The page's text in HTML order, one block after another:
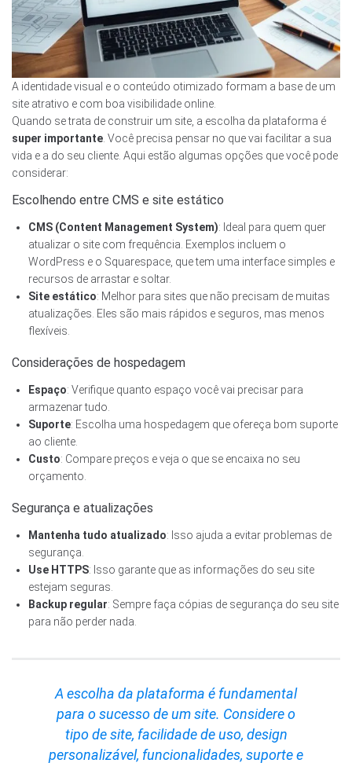
A identidade visual e o conteúdo otimizado formam a base de um
site atrativo e com boa visibilidade online.
Quando se trata de construir um site, a escolha da plataforma é
super importante . Você precisa pensar no que vai facilitar a sua
vida e a do seu cliente. Aqui estão algumas opções que você pode
considerar:
Escolhendo entre CMS e site estático
CMS (Content Management System): Ideal para quem quer
atualizar o site com frequência. Exemplos incluem o
WordPress e o Squarespace, que tem uma interface simples e
recursos de arrastar e soltar.
Site estático: Melhor para sites que não precisam de muitas
atualizações. Eles são mais rápidos e seguros, mas menos
flexíveis.
Considerações de hospedagem
Espaço: Verifique quanto espaço você vai precisar para
armazenar tudo.
Suporte: Escolha uma hospedagem que ofereça bom suporte
ao cliente.
Custo: Compare preços e veja o que se encaixa no seu
orçamento.
Segurança e atualizações
Mantenha tudo atualizado: Isso ajuda a evitar problemas de
segurança.
Use HTTPS: Isso garante que as informações do seu site
estejam seguras.
Backup regular: Sempre faça cópias de segurança do seu site
para não perder nada.
A escolha da plataforma é fundamental
para o sucesso de um site. Considere o
tipo de site, facilidade de uso, design
personalizável, funcionalidades, suporte e